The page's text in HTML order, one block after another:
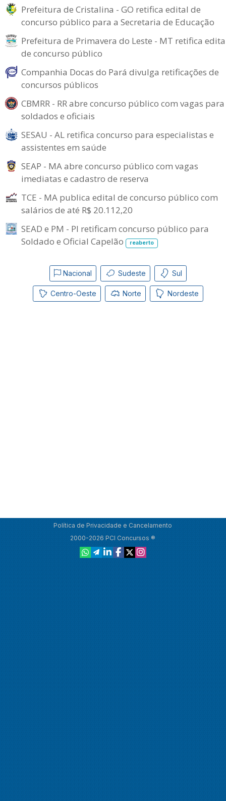
Prefeitura de Cristalina - GO retifica edital de
concurso público para a Secretaria de Educação
Prefeitura de Primavera do Leste - MT retifica
de concurso público
Companhia Docas do Pará divulga retificações de
concursos públicos
CBMRR - RR abre concurso público com vagas para
soldados e oficiais
SESAU - AL retifica concurso para especialistas e
assistentes em saúde
SEAP - MA abre concurso público com vagas
imediatas e cadastro de reserva
TCE - MA publica edital de concurso público com
salários de até R$ 20.112,20
SEAD e PM - PI retificam concurso público para
Soldado e Oficial Capelão
reaberto
Nacional Sudeste Sul
Centro-Oeste Norte Nordeste
Política de Privacidade e Cancelamento
2000-2026 PCI Concursos ®